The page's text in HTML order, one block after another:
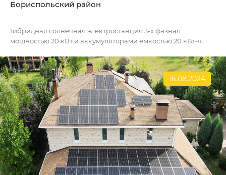
Бориспольский район
Гибридная солнечная электростанция 3-х фазная
мощностью 20 кВт и аккумуляторами емкостью 20 кВт-ч..
16.08.2024